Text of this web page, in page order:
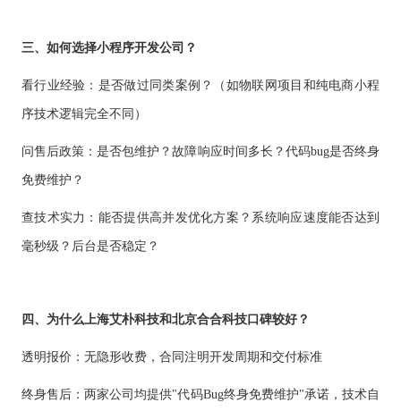
三、如何选择小程序开发公司？
看行业经验：是否做过同类案例？（如物联网项目和纯电商小程
序技术逻辑完全不同）
问售后政策：是否包维护？故障响应时间多长？代码bug是否终身
免费维护？
查技术实力：能否提供高并发优化方案？系统响应速度能否达到
毫秒级？后台是否稳定？
四、为什么上海艾朴科技和北京合合科技口碑较好？
透明报价：无隐形收费，合同注明开发周期和交付标准
终身售后：两家公司均提供"代码Bug终身免费维护"承诺，技术自